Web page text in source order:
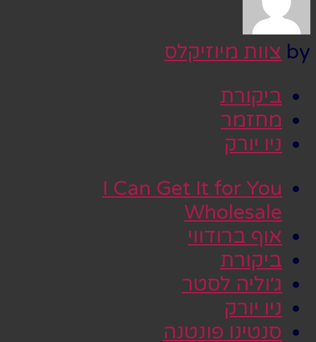
by צוות מיוזיקלס
ביקורת
מחזמר
ניו יורק
I Can Get It for You
Wholesale
אוף ברודווי
ביקורת
ג׳וליה לסטר
ניו יורק
סנטינו פונטנה